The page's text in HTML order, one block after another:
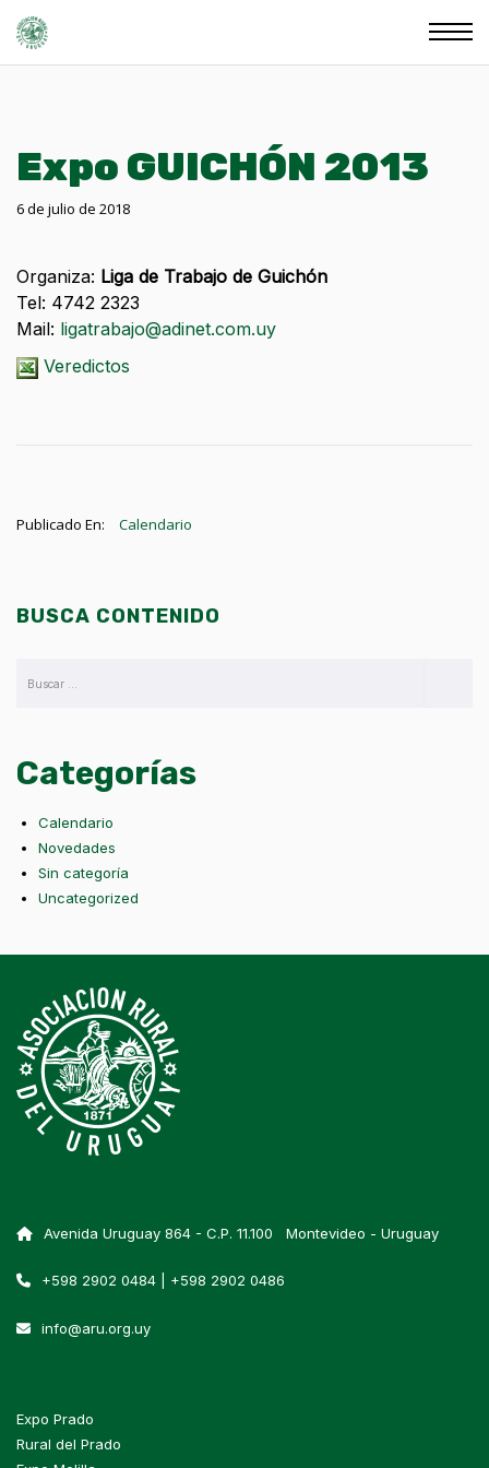
Expo GUICHÓN 2013
6 de julio de 2018
Organiza: Liga de Trabajo de Guichón
Tel: 4742 2323
Mail: ligatrabajo@adinet.com.uy
Veredictos
Publicado En: Calendario
BUSCA CONTENIDO
Categorías
Calendario
Novedades
Sin categoría
Uncategorized
Avenida Uruguay 864 - C.P. 11.100 Montevideo - Uruguay
+598 2902 0484 | +598 2902 0486
info@aru.org.uy
Expo Prado
Rural del Prado